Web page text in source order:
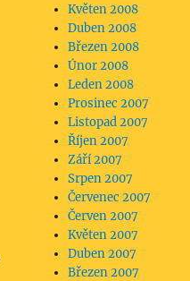
Květen 2008
Duben 2008
Březen 2008
Únor 2008
Leden 2008
Prosinec 2007
Listopad 2007
Říjen 2007
Září 2007
Srpen 2007
Červenec 2007
Červen 2007
Květen 2007
Duben 2007
Březen 2007